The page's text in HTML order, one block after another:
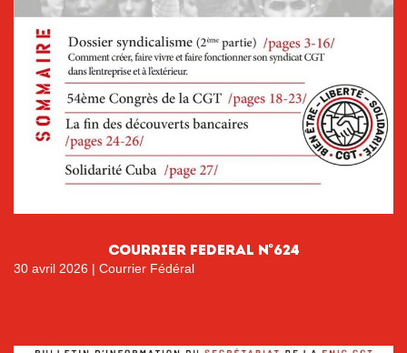
COURRIER FEDERAL N°624
30 avril 2026 | Courrier Fédéral